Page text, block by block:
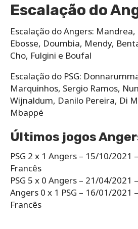
Escalação do
Escalação do Angers:​
Ebosse, Doumbia, Mendy,
Cho, Fulgini e Boufal
Escalação do PSG:
Marquinhos, Sergio Ramos,
Wijnaldum, Danilo Pereira, Di
Mbappé
Últimos jogos
PSG 2 x 1 Angers – 15/10/2021
Francês
PSG 5 x 0 Angers – 21/04/2021
Angers 0 x 1 PSG – 16/01/2021
Francês